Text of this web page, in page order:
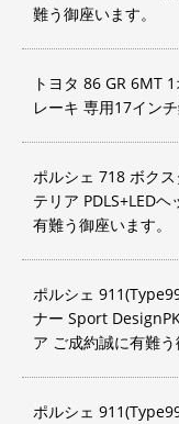
難う御座います。
トヨタ 86 GR 6MT
レーキ 専用17イン
ポルシェ 718 ボク
テリア PDLS+LED
有難う御座います。
ポルシェ
ナー Sport
ア ご成約誠に有難う
ポルシェ